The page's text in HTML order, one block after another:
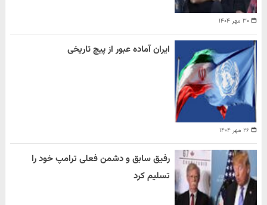
۳۰ مهر ۱۴۰۴
۲۶ مهر ۱۴۰۴
ایران آماده عبور از پیچ تاریخی
رفیق سابق و دشمن فعلی ترامپ خود را
تسلیم کرد